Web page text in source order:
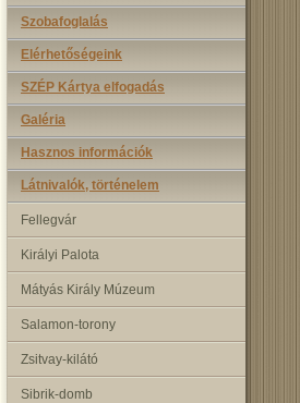
Szobafoglalás
Elérhetőségeink
SZÉP Kártya elfogadás
Galéria
Hasznos információk
Látnivalók, történelem
Fellegvár
Királyi Palota
Mátyás Király Múzeum
Salamon-torony
Zsitvay-kilátó
Sibrik-domb